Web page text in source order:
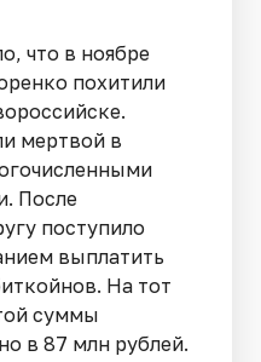
что в ноябре
похитили
мертвой в
После
поступило
выплатить
На тот
суммы
в 87 млн рублей.